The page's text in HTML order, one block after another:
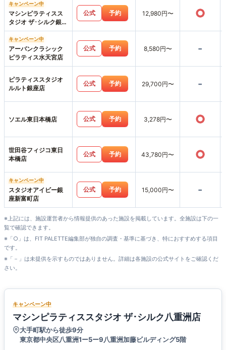
キャンペーン中
マシンピラティスス
タジオ ザ･シルク銀座
一丁目店
公式 予約 12,980円〜 ○
キャンペーン中
アーバンクラシック
ピラティス水天宮店
公式 予約 8,580円〜 -
ピラティススタジオ
ルルト銀座店
公式 予約 29,700円〜 -
ソエル東日本橋店 公式 予約 3,278円〜 ○
世田谷フィジコ東日
本橋店
公式 予約 43,780円〜 ○
キャンペーン中
スタジオアイビー銀
座新富町店
公式 予約 15,000円〜 -
※上記には、施設運営者から情報提供のあった施設を掲載しています。全施設は下の一
覧で確認できます。
※「○」は、FIT PALETTE編集部が独自の調査・基準に基づき、特におすすめする項目
です。
※「－」は未提供を示すものではありません。詳細は各施設の公式サイトをご確認くだ
さい。
キャンペーン中
マシンピラティススタジオ ザ･シルク八重洲店
大手町駅から徒歩9分
東京都中央区八重洲1ー5ー9八重洲加藤ビルディング5階